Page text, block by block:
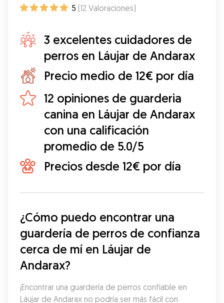
5 (12 Valoraciones)
3 excelentes cuidadores de
perros en Láujar de Andarax
Precio medio de 12€ por día
12 opiniones de guarderia
canina en Láujar de Andarax
con una calificación
promedio de 5.0/5
Precios desde 12€ por día
¿Cómo puedo encontrar una
guardería de perros de confianza
cerca de mí en Láujar de
Andarax?
¡Encontrar una guardería de perros confiable en
Láujar de Andarax no podría ser más fácil con